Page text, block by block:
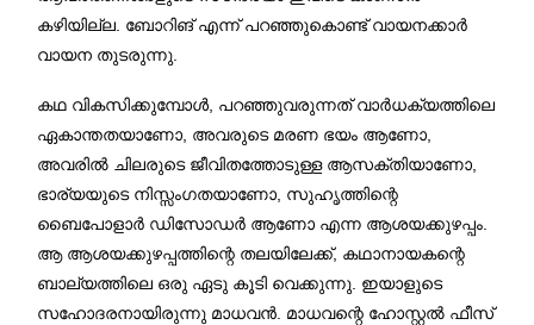
കഴിയില്ല. ബോറിങ് എന്ന് പറഞ്ഞുകൊണ്ട് വായനക്കാർ
വായന തുടരുന്നു.
കഥ വികസിക്കുമ്പോൾ, പറഞ്ഞുവരുന്നത് വാർധക്യത്തിലെ
ഏകാന്തതയാണോ, അവരുടെ മരണ ഭയം ആണോ,
അവരിൽ ചിലരുടെ ജീവിതത്തോടുള്ള ആസക്തിയാണോ,
ഭാര്യയുടെ നിസ്സംഗതയാണോ, സുഹൃത്തിന്റെ
ബൈപോളാർ ഡിസോഡർ ആണോ എന്ന ആശയക്കുഴപ്പം.
ആ ആശയക്കുഴപ്പത്തിന്റെ തലയിലേക്ക്, കഥാനായകന്റെ
ബാല്യത്തിലെ ഒരു ഏടു കൂടി വെക്കുന്നു. ഇയാളുടെ
സഹോദരനായിരുന്നു മാധവൻ. മാധവന്റെ ഹോസ്റ്റൽ ഫീസ്